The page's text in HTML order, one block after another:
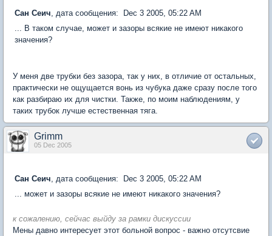
Сан Сеич , дата сообщения: Dec 3 2005, 05:22 AM
... В таком случае, может и зазоры всякие не имеют никакого
значения?
У меня две трубки без зазора, так у них, в отличие от остальных,
практически не ощущается вонь из чубука даже сразу после того
как разбираю их для чистки. Также, по моим наблюдениям, у
таких трубок лучше естественная тяга.
Grimm
05 Dec 2005
Сан Сеич , дата сообщения: Dec 3 2005, 05:22 AM
... может и зазоры всякие не имеют никакого значения?
к сожалению, сейчас выйду за рамки дискуссии
Мены давно интересует этот больной вопрос - важно отсутсвие